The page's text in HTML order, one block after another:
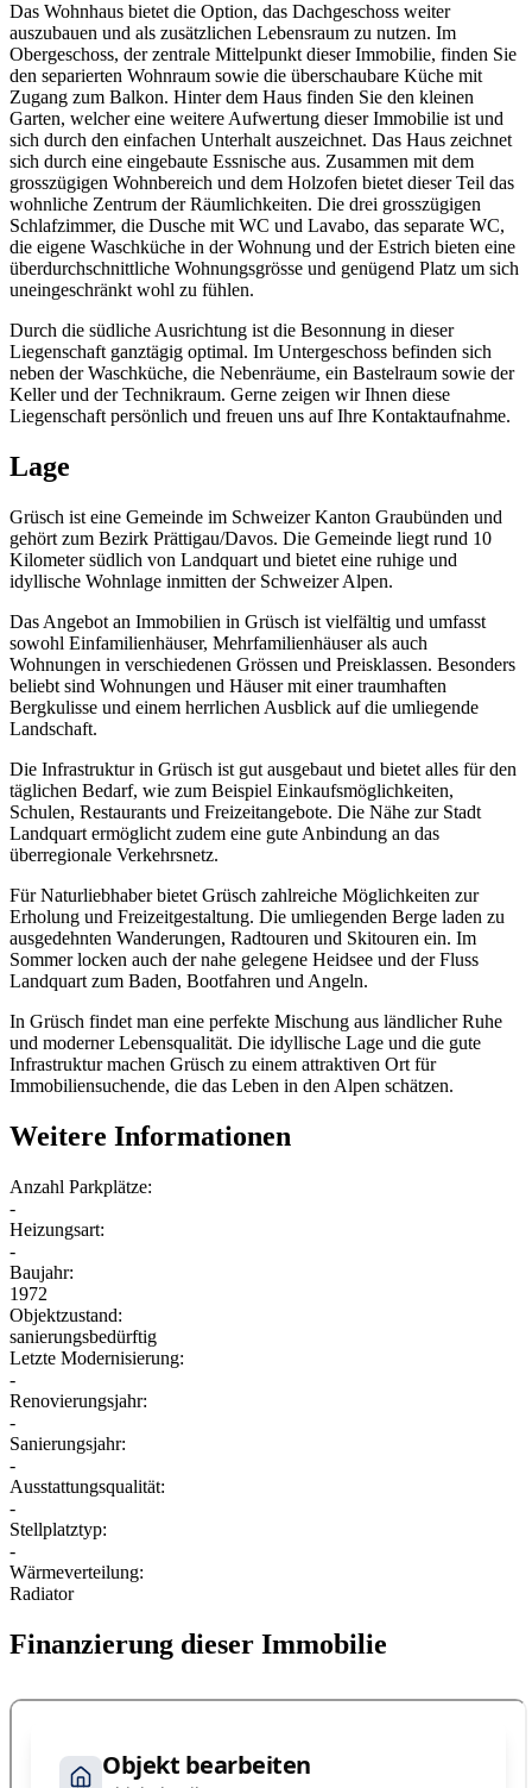
Das Wohnhaus bietet die Option, das Dachgeschoss weiter
auszubauen und als zusätzlichen Lebensraum zu nutzen. Im
Obergeschoss, der zentrale Mittelpunkt dieser Immobilie, finden Sie
den separierten Wohnraum sowie die überschaubare Küche mit
Zugang zum Balkon. Hinter dem Haus finden Sie den kleinen
Garten, welcher eine weitere Aufwertung dieser Immobilie ist und
sich durch den einfachen Unterhalt auszeichnet. Das Haus zeichnet
sich durch eine eingebaute Essnische aus. Zusammen mit dem
grosszügigen Wohnbereich und dem Holzofen bietet dieser Teil das
wohnliche Zentrum der Räumlichkeiten. Die drei grosszügigen
Schlafzimmer, die Dusche mit WC und Lavabo, das separate WC,
die eigene Waschküche in der Wohnung und der Estrich bieten eine
überdurchschnittliche Wohnungsgrösse und genügend Platz um sich
uneingeschränkt wohl zu fühlen.
Durch die südliche Ausrichtung ist die Besonnung in dieser
Liegenschaft ganztägig optimal. Im Untergeschoss befinden sich
neben der Waschküche, die Nebenräume, ein Bastelraum sowie der
Keller und der Technikraum. Gerne zeigen wir Ihnen diese
Liegenschaft persönlich und freuen uns auf Ihre Kontaktaufnahme.
Lage
Grüsch ist eine Gemeinde im Schweizer Kanton Graubünden und
gehört zum Bezirk Prättigau/Davos. Die Gemeinde liegt rund 10
Kilometer südlich von Landquart und bietet eine ruhige und
idyllische Wohnlage inmitten der Schweizer Alpen.
Das Angebot an Immobilien in Grüsch ist vielfältig und umfasst
sowohl Einfamilienhäuser, Mehrfamilienhäuser als auch
Wohnungen in verschiedenen Grössen und Preisklassen. Besonders
beliebt sind Wohnungen und Häuser mit einer traumhaften
Bergkulisse und einem herrlichen Ausblick auf die umliegende
Landschaft.
Die Infrastruktur in Grüsch ist gut ausgebaut und bietet alles für den
täglichen Bedarf, wie zum Beispiel Einkaufsmöglichkeiten,
Schulen, Restaurants und Freizeitangebote. Die Nähe zur Stadt
Landquart ermöglicht zudem eine gute Anbindung an das
überregionale Verkehrsnetz.
Für Naturliebhaber bietet Grüsch zahlreiche Möglichkeiten zur
Erholung und Freizeitgestaltung. Die umliegenden Berge laden zu
ausgedehnten Wanderungen, Radtouren und Skitouren ein. Im
Sommer locken auch der nahe gelegene Heidsee und der Fluss
Landquart zum Baden, Bootfahren und Angeln.
In Grüsch findet man eine perfekte Mischung aus ländlicher Ruhe
und moderner Lebensqualität. Die idyllische Lage und die gute
Infrastruktur machen Grüsch zu einem attraktiven Ort für
Immobiliensuchende, die das Leben in den Alpen schätzen.
Weitere Informationen
Anzahl Parkplätze:
-
Heizungsart:
-
Baujahr:
1972
Objektzustand:
sanierungsbedürftig
Letzte Modernisierung:
-
Renovierungsjahr:
-
Sanierungsjahr:
-
Ausstattungsqualität:
-
Stellplatztyp:
-
Wärmeverteilung:
Radiator
Finanzierung dieser Immobilie